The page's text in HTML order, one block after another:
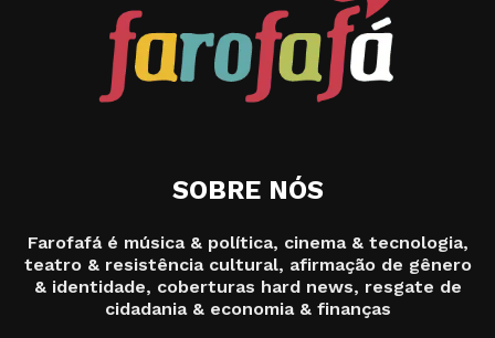
SOBRE NÓS
Farofafá é música & política, cinema & tecnologia,
teatro & resistência cultural, afirmação de gênero
& identidade, coberturas hard news, resgate de
cidadania & economia & finanças